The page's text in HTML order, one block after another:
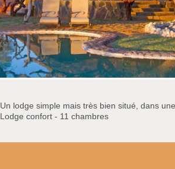
Un lodge simple mais très bien situé, dans
Lodge confort - 11 chambres